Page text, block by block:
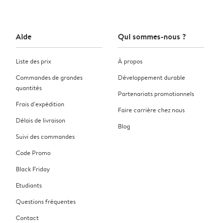
Aide
Liste des prix
Commandes de grandes
quantités
Frais d’expédition
Délais de livraison
Suivi des commandes
Code Promo
Black Friday
Etudiants
Questions fréquentes
Contact
Qui sommes-nous ?
À propos
Développement durable
Partenariats promotionnels
Faire carrière chez nous
Blog